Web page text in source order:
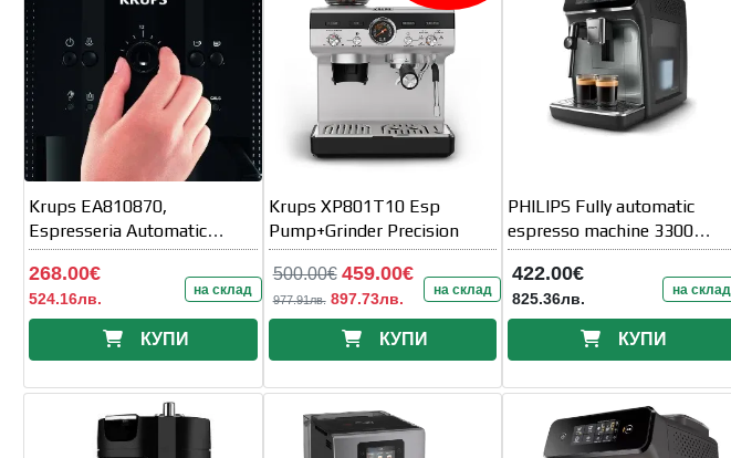
Krups EA810870,
Espresseria Automatic
Manual
268.00€
524.16лв. на склад
КУПИ
Krups XP801T10 Esp
Pump+Grinder Precision
500.00€ 459.00€
977.91лв. 897.73лв. на склад
КУПИ
PHILIPS Fully automatic
espresso machine 3300
series 5
422.00€
825.36лв. на склад
КУПИ